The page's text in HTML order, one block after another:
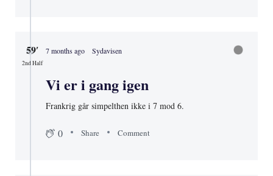
59′
2nd Half
7 months ago Sydavisen
Vi er i gang igen
Frankrig går simpelthen ikke i 7 mod 6.
0 Share Comment